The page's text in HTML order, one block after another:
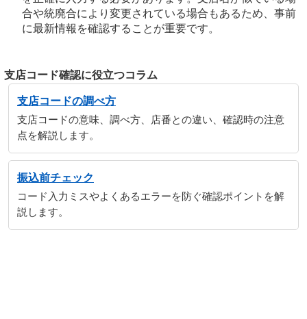
合や統廃合により変更されている場合もあるため、事前
に最新情報を確認することが重要です。
支店コード確認に役立つコラム
支店コードの調べ方
支店コードの意味、調べ方、店番との違い、確認時の注意
点を解説します。
振込前チェック
コード入力ミスやよくあるエラーを防ぐ確認ポイントを解
説します。